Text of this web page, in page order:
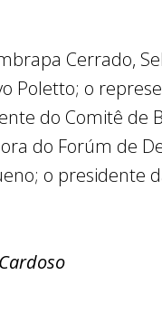
Cerrado,
Poletto; o
do Comitê de
do Forúm de
o presidente